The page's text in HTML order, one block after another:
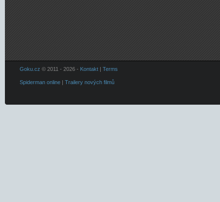
Goku.cz © 2011 - 2026 - Kontakt | Terms
Spiderman online | Trailery nových filmů